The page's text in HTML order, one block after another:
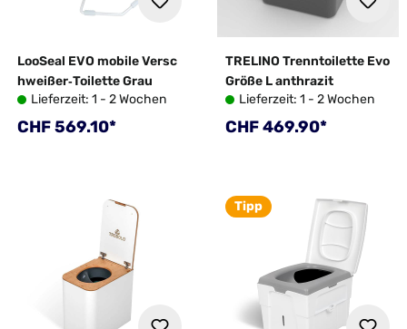
LooSeal EVO mobile Versc
hweißer‐Toilette Grau
Lieferzeit: 1 - 2 Wochen
Regulärer Preis:
CHF 569.10*
TRELINO Trenntoilette Evo
Größe L anthrazit
Lieferzeit: 1 - 2 Wochen
Regulärer Preis:
CHF 469.90*
Tipp